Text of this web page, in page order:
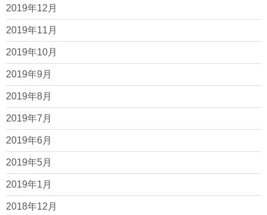
2019年12月
2019年11月
2019年10月
2019年9月
2019年8月
2019年7月
2019年6月
2019年5月
2019年1月
2018年12月